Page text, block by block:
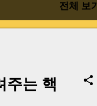
전체 보기
주는 핵